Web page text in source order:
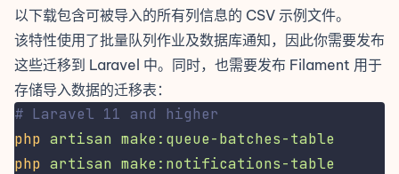
以下载包含可被导入的所有列信息的 CSV 示例文件。
该特性使用了批量队列作业及数据库通知，因此你需要发布
这些迁移到 Laravel 中。同时，也需要发布 Filament 用于
存储导入数据的迁移表：
# Laravel 11 and higher
php artisan make:queue-batches-table
php artisan make:notifications-table